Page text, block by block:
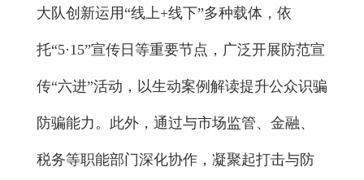
大队创新运用“线上+线下”多种载体，依
托“5·15”宣传日等重要节点，广泛开展防范宣
传“六进”活动，以生动案例解读提升公众识骗
防骗能力。此外，通过与市场监管、金融、
税务等职能部门深化协作，凝聚起打击与防